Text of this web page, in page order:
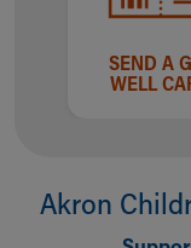
SEND A
WELL
Akron